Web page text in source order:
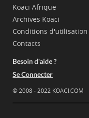
Koaci Afrique
Archives Koaci
Conditions d'utilisation
Contacts
Besoin d'aide ?
Se Connecter
© 2008 - 2022 KOACI.COM